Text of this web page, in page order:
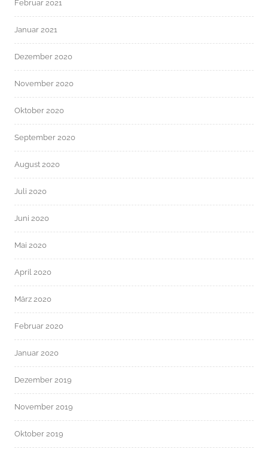
Februar 2021
Januar 2021
Dezember 2020
November 2020
Oktober 2020
September 2020
August 2020
Juli 2020
Juni 2020
Mai 2020
April 2020
März 2020
Februar 2020
Januar 2020
Dezember 2019
November 2019
Oktober 2019